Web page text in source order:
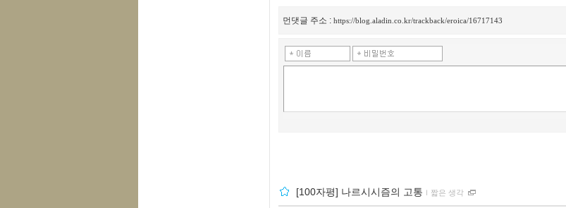
먼댓글 주소 : https://blog.aladin.co.kr/trackback/eroica/16717143
[100자평] 나르시시즘의 고통 ｌ 짧은 생각